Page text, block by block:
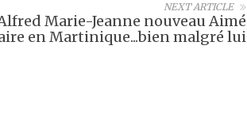
NEXT ARTICLE
Marie-Jeanne nouveau Aimé
en Martinique...bien malgré lui